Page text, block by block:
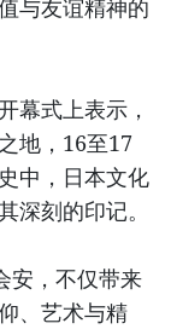
与友谊精神的
幕式上表示，
地，16至17
中，日本文化
深刻的印记。
安，不仅带来
、艺术与精